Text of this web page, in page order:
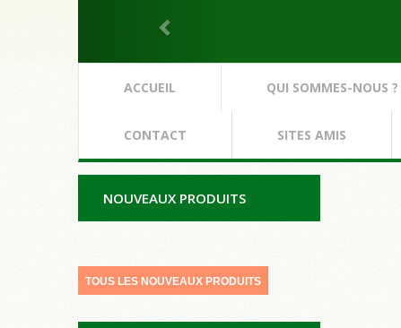
ACCUEIL QUI SOMMES-NOUS ?
CONTACT SITES AMIS
NOUVEAUX PRODUITS
TOUS LES NOUVEAUX PRODUITS